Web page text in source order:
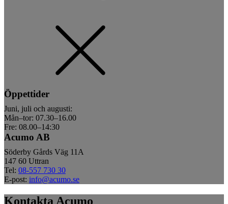
Öppettider
Juni, juli och augusti:
Mån–tor: 07.30–16.00
Fre: 08.00–14:30
Acumo AB
Söderby Gårds Väg 11A
147 60 Uttran
Tel: 08-557 730 30
E-post: info@acumo.se
Kontakta Acumo